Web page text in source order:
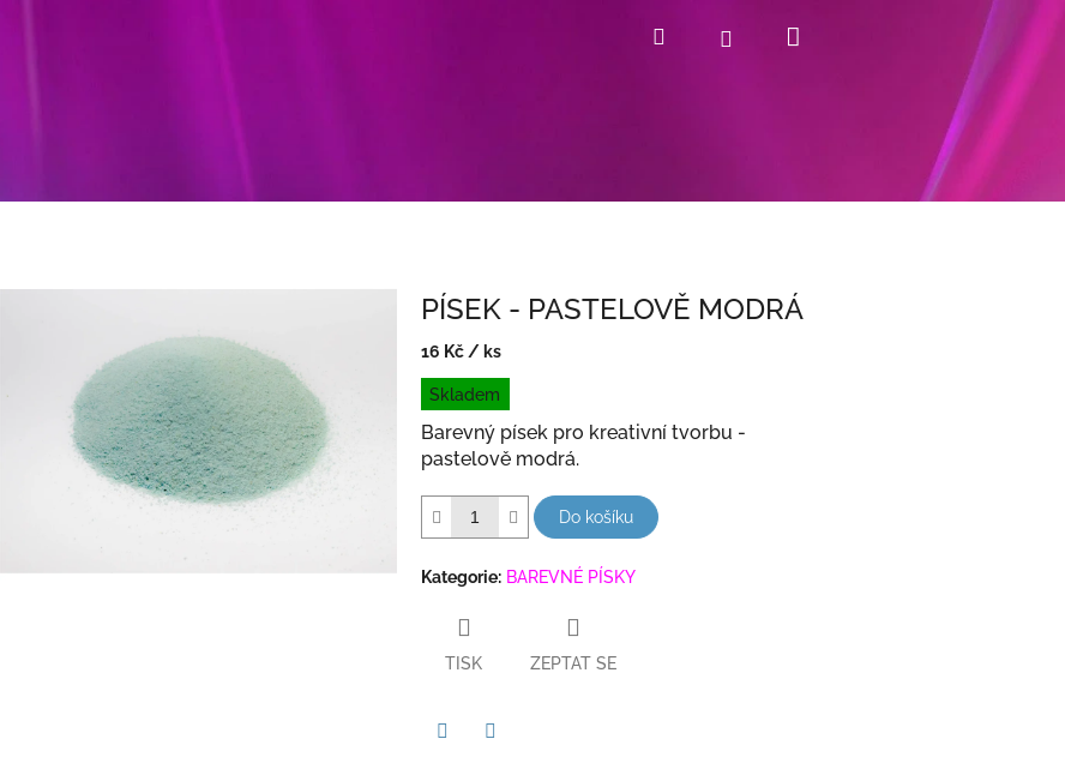
Hledat Přihlášení
PÍSEK - PASTELOVĚ MODRÁ
16 Kč / ks
Měrná
cena:
Skladem
Barevný písek pro kreativní tvorbu -
pastelově modrá.
Do košíku
Kategorie: BAREVNÉ PÍSKY
TISK ZEPTAT SE